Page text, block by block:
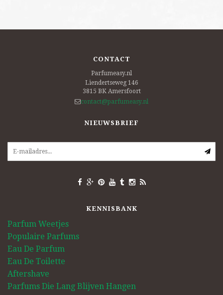
CONTACT
Parfumeasy.nl
Liendertseweg 146
3815 BK Amersfoort
contact@parfumeasy.nl
NIEUWSBRIEF
KENNISBANK
Parfum Weetjes
Populaire Parfums
Eau De Parfum
Eau De Toilette
Aftershave
Parfums Die Lang Blijven Hangen